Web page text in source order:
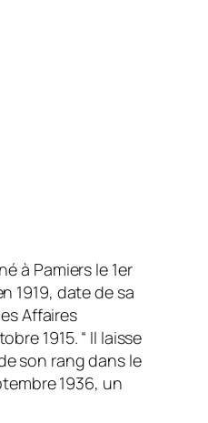
à Pamiers le 1er
1919, date de sa
Affaires
1915. “ Il laisse
son rang dans le
1936, un